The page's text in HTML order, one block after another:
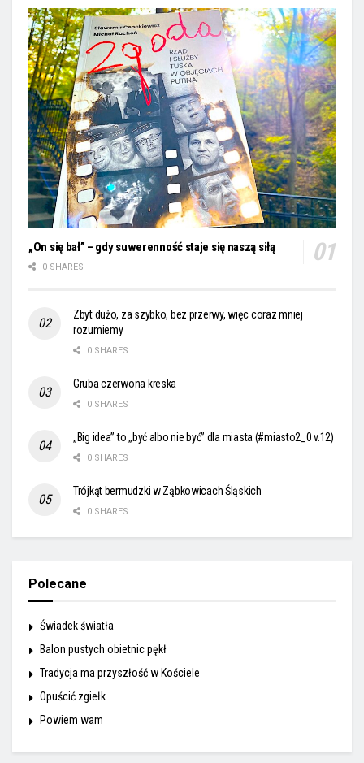
„On się bał” – gdy suwerenność staje się naszą siłą
0 SHARES
Zbyt dużo, za szybko, bez przerwy, więc coraz mniej
rozumiemy
0 SHARES
Gruba czerwona kreska
0 SHARES
„Big idea” to „być albo nie być” dla miasta (#miasto2_0 v.12)
0 SHARES
Trójkąt bermudzki w Ząbkowicach Śląskich
0 SHARES
Polecane
Świadek światła
Balon pustych obietnic pękł
Tradycja ma przyszłość w Kościele
Opuścić zgiełk
Powiem wam